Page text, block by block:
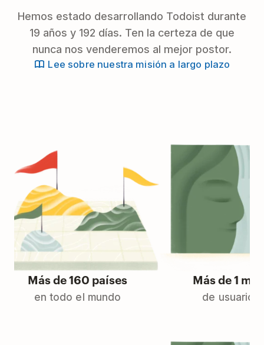
Hemos estado desarrollando Todoist durante
19 años y 192 días. Ten la certeza de que
nunca nos venderemos al mejor postor.
Lee sobre nuestra misión a largo plazo
Más de 160 países
en todo el mundo
Más de 1
de usuarios Pro